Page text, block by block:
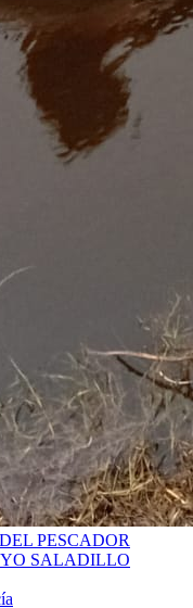
PESCADOR
SALADILLO